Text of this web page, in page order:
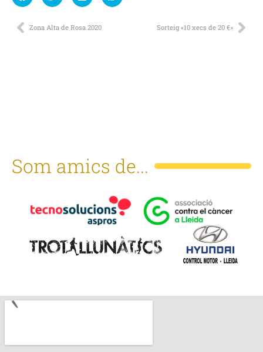
Zona Alta de Rosa 2020 Sorteig «10 xecs de 20 €»
Som amics de...